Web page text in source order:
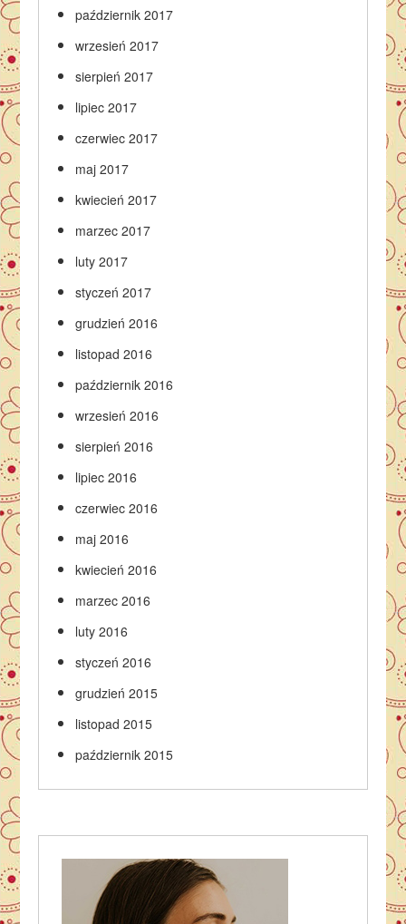
październik 2017
wrzesień 2017
sierpień 2017
lipiec 2017
czerwiec 2017
maj 2017
kwiecień 2017
marzec 2017
luty 2017
styczeń 2017
grudzień 2016
listopad 2016
październik 2016
wrzesień 2016
sierpień 2016
lipiec 2016
czerwiec 2016
maj 2016
kwiecień 2016
marzec 2016
luty 2016
styczeń 2016
grudzień 2015
listopad 2015
październik 2015